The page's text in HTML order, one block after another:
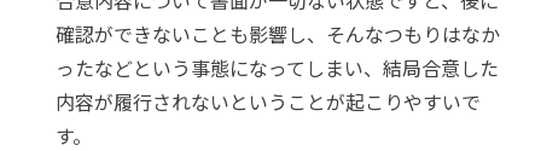
確認ができないことも影響し、そんなつもりはなか
ったなどという事態になってしまい、結局合意した
内容が履行されないということが起こりやすいで
す。